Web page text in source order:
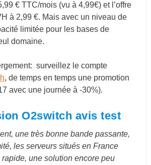
€ TTC/mois (vu à 4,99€) et l’offre
à 2,99 €. Mais avec un niveau de
limitée pour les bases de
domaine.
surveillez le compte
, de temps en temps une promotion
avec une journée à -30%).
O2switch avis test
une très bonne bande passante,
les serveurs situés en France
une solution encore peu